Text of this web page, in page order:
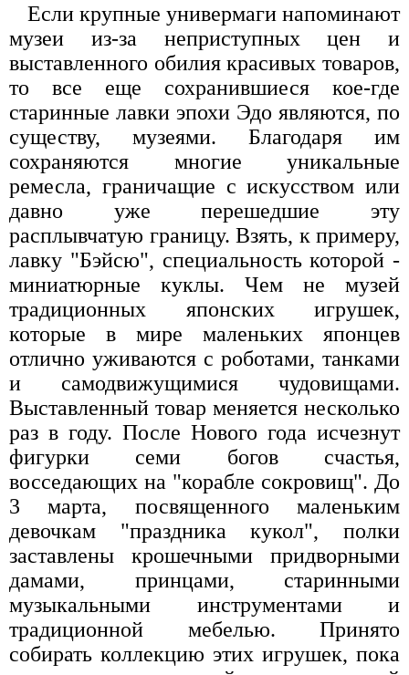
Если крупные универмаги напоминают
музеи из-за неприступных цен и
выставленного обилия красивых товаров,
то все еще сохранившиеся кое-где
старинные лавки эпохи Эдо являются, по
существу, музеями. Благодаря им
сохраняются многие уникальные
ремесла, граничащие с искусством или
давно уже перешедшие эту
расплывчатую границу. Взять, к примеру,
лавку "Бэйсю", специальность которой -
миниатюрные куклы. Чем не музей
традиционных японских игрушек,
которые в мире маленьких японцев
отлично уживаются с роботами, танками
и самодвижущимися чудовищами.
Выставленный товар меняется несколько
раз в году. После Нового года исчезнут
фигурки семи богов счастья,
восседающих на "корабле сокровищ". До
3 марта, посвященного маленьким
девочкам "праздника кукол", полки
заставлены крошечными придворными
дамами, принцами, старинными
музыкальными инструментами и
традиционной мебелью. Принято
собирать коллекцию этих игрушек, пока